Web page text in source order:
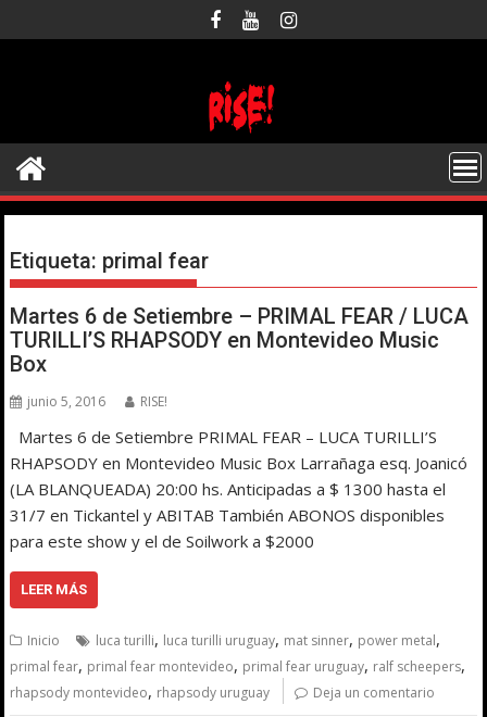
al
Etiqueta: primal fear
Martes 6 de Setiembre – PRIMAL FEAR / LUCA
TURILLI’S RHAPSODY en Montevideo Music
Box
junio 5, 2016 RISE!
Martes 6 de Setiembre PRIMAL FEAR – LUCA TURILLI’S
RHAPSODY en Montevideo Music Box Larrañaga esq. Joanicó
(LA BLANQUEADA) 20:00 hs. Anticipadas a $ 1300 hasta el
31/7 en Tickantel y ABITAB También ABONOS disponibles
para este show y el de Soilwork a $2000
LEER MÁS
Inicio luca turilli, luca turilli uruguay, mat sinner, power metal,
primal fear, primal fear montevideo, primal fear uruguay, ralf scheepers,
rhapsody montevideo, rhapsody uruguay Deja un comentario